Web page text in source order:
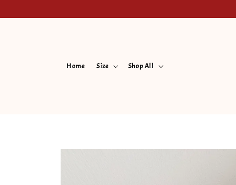
Home Size Shop All